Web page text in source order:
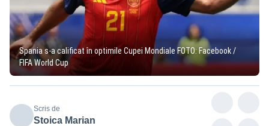
Spania s-a calificat în optimile Cupei Mondiale FOTO: Facebook /
FIFA World Cup
Scris de
Stoica Marian